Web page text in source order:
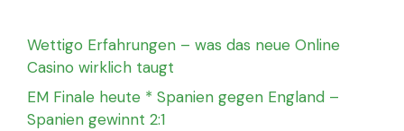
Wettigo Erfahrungen – was das neue Online
Casino wirklich taugt
EM Finale heute * Spanien gegen England –
Spanien gewinnt 2:1